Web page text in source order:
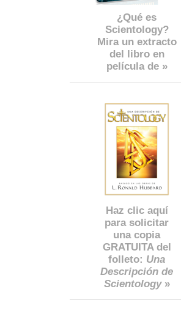
¿Qué es
Scientology?
Mira un extracto
del libro en
película de »
Haz clic aquí
para solicitar
una copia
GRATUITA del
folleto: Una
Descripción de
Scientology»